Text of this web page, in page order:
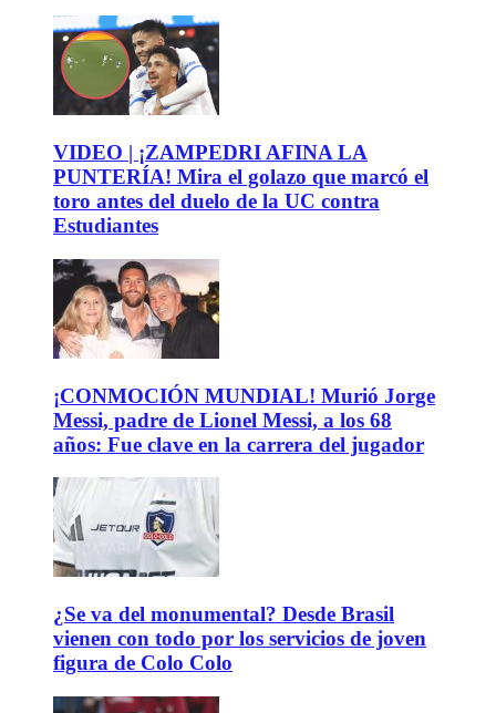
VIDEO | ¡ZAMPEDRI AFINA LA
PUNTERÍA! Mira el golazo que marcó el
toro antes del duelo de la UC contra
Estudiantes
¡CONMOCIÓN MUNDIAL! Murió Jorge
Messi, padre de Lionel Messi, a los 68
años: Fue clave en la carrera del jugador
¿Se va del monumental? Desde Brasil
vienen con todo por los servicios de joven
figura de Colo Colo